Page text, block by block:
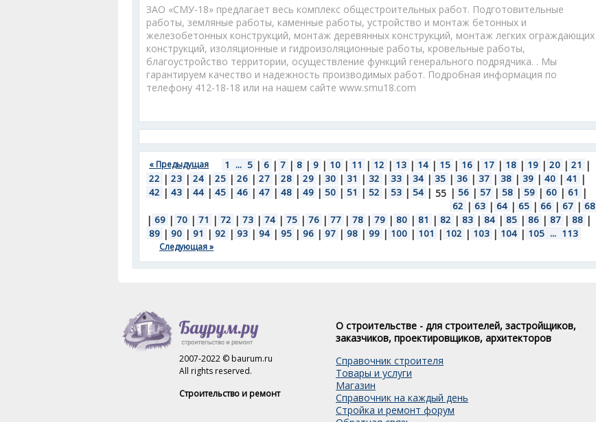
ЗАО «СМУ-18» предлагает весь комплекс общестроительных работ. Подготовительные
работы, земляные работы, каменные работы, устройство и монтаж бетонных и
железобетонных конструкций, монтаж деревянных конструкций, монтаж легких ограждающих
конструкций, изоляционные и гидроизоляционные работы, кровельные работы,
благоустройство территории, осуществление функций генерального подрядчика. . Мы
гарантируем качество и надежность производимых работ. Подробная информация по
телефону 412-18-18 или на нашем сайте www.smu18.com
« Предыдущая 1 ... 5 | 6 | 7 | 8 | 9 | 10 | 11 | 12 | 13 | 14 | 15 | 16 | 17 | 18 | 19 | 20 | 21 |
22 | 23 | 24 | 25 | 26 | 27 | 28 | 29 | 30 | 31 | 32 | 33 | 34 | 35 | 36 | 37 | 38 | 39 | 40 | 41 |
42 | 43 | 44 | 45 | 46 | 47 | 48 | 49 | 50 | 51 | 52 | 53 | 54 | 55 | 56 | 57 | 58 | 59 | 60 | 61 |
62 | 63 | 64 | 65 | 66 | 67 | 68
| 69 | 70 | 71 | 72 | 73 | 74 | 75 | 76 | 77 | 78 | 79 | 80 | 81 | 82 | 83 | 84 | 85 | 86 | 87 | 88 |
89 | 90 | 91 | 92 | 93 | 94 | 95 | 96 | 97 | 98 | 99 | 100 | 101 | 102 | 103 | 104 | 105 ... 113
Следующая »
2007-2022 © baurum.ru
All rights reserved.
Строительство и ремонт
О строительстве - для строителей, застройщиков,
заказчиков, проектировщиков, архитекторов
Справочник строителя
Товары и услуги
Магазин
Справочник на каждый день
Стройка и ремонт форум